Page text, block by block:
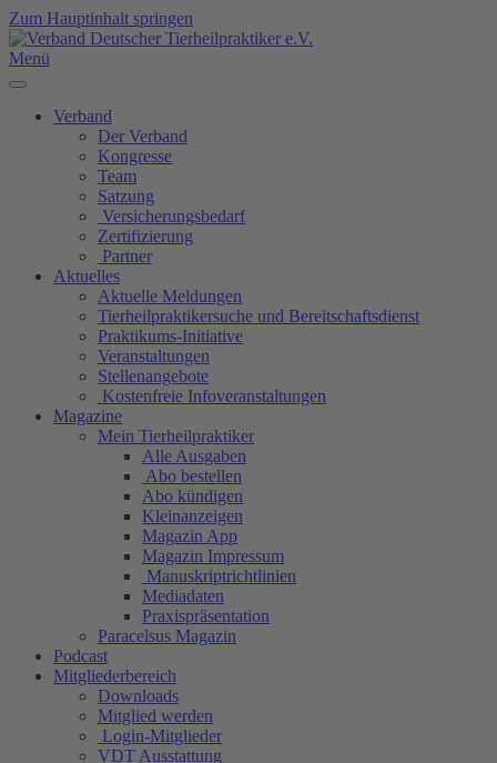
Zum Hauptinhalt springen
Menü
Verband
Der Verband
Kongresse
Team
Satzung
Versicherungsbedarf
Zertifizierung
Partner
Aktuelles
Aktuelle Meldungen
Tierheilpraktikersuche und Bereitschaftsdienst
Praktikums-Initiative
Veranstaltungen
Stellenangebote
Kostenfreie Infoveranstaltungen
Magazine
Mein Tierheilpraktiker
Alle Ausgaben
Abo bestellen
Abo kündigen
Kleinanzeigen
Magazin App
Magazin Impressum
Manuskriptrichtlinien
Mediadaten
Praxispräsentation
Paracelsus Magazin
Podcast
Mitgliederbereich
Downloads
Mitglied werden
Login-Mitglieder
VDT Ausstattung